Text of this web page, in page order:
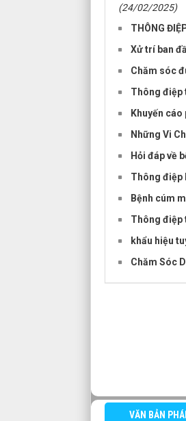
(24/02/2025)
THÔNG
Xử trí ban
Chăm sóc
Thông điệp
Khuyến
Những Vi
Hỏi đáp về
Thông điệp
Bệnh cúm
Thông điệp
khẩu hiệu
Chăm Sóc
VĂN BẢN